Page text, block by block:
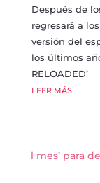
Después de
regresará a
versión del
los últimos
RELOADED’
LEER MÁS